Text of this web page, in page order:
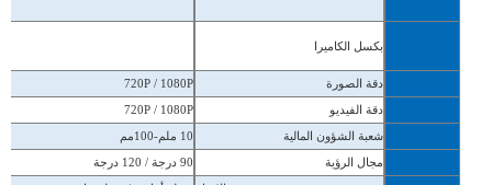
بكسل الكاميرا
دقة الصورة 720P / 1080P
دقة الفيديو 720P / 1080P
شعبة الشؤون المالية 10 ملم-100 مم
مجال الرؤية 90 درجة / 120 درجة